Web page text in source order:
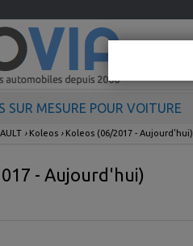
SUR MESURE POUR VOITURE
› Koleos › Koleos (06/2017 - Aujourd'hui)
- Aujourd'hui)